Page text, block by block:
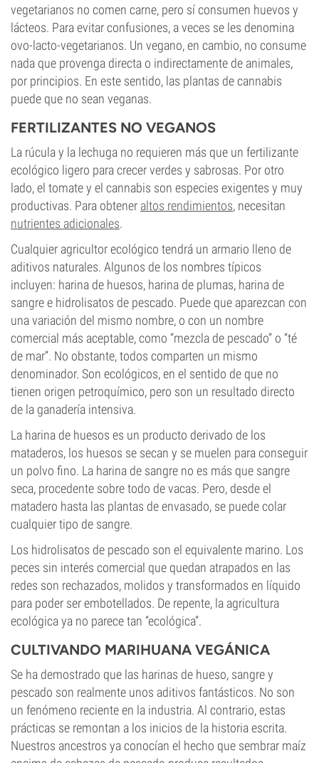
vegetarianos no comen carne, pero sí consumen huevos y
lácteos. Para evitar confusiones, a veces se les denomina
ovo-lacto-vegetarianos. Un vegano, en cambio, no consume
nada que provenga directa o indirectamente de animales,
por principios. En este sentido, las plantas de cannabis
puede que no sean veganas.
FERTILIZANTES NO VEGANOS
La rúcula y la lechuga no requieren más que un fertilizante
ecológico ligero para crecer verdes y sabrosas. Por otro
lado, el tomate y el cannabis son especies exigentes y muy
productivas. Para obtener altos rendimientos, necesitan
nutrientes adicionales.
Cualquier agricultor ecológico tendrá un armario lleno de
aditivos naturales. Algunos de los nombres típicos
incluyen: harina de huesos, harina de plumas, harina de
sangre e hidrolisatos de pescado. Puede que aparezcan con
una variación del mismo nombre, o con un nombre
comercial más aceptable, como “mezcla de pescado” o “té
de mar”. No obstante, todos comparten un mismo
denominador. Son ecológicos, en el sentido de que no
tienen origen petroquímico, pero son un resultado directo
de la ganadería intensiva.
La harina de huesos es un producto derivado de los
mataderos, los huesos se secan y se muelen para conseguir
un polvo fino. La harina de sangre no es más que sangre
seca, procedente sobre todo de vacas. Pero, desde el
matadero hasta las plantas de envasado, se puede colar
cualquier tipo de sangre.
Los hidrolisatos de pescado son el equivalente marino. Los
peces sin interés comercial que quedan atrapados en las
redes son rechazados, molidos y transformados en líquido
para poder ser embotellados. De repente, la agricultura
ecológica ya no parece tan “ecológica”.
CULTIVANDO MARIHUANA VEGÁNICA
Se ha demostrado que las harinas de hueso, sangre y
pescado son realmente unos aditivos fantásticos. No son
un fenómeno reciente en la industria. Al contrario, estas
prácticas se remontan a los inicios de la historia escrita.
Nuestros ancestros ya conocían el hecho que sembrar maíz